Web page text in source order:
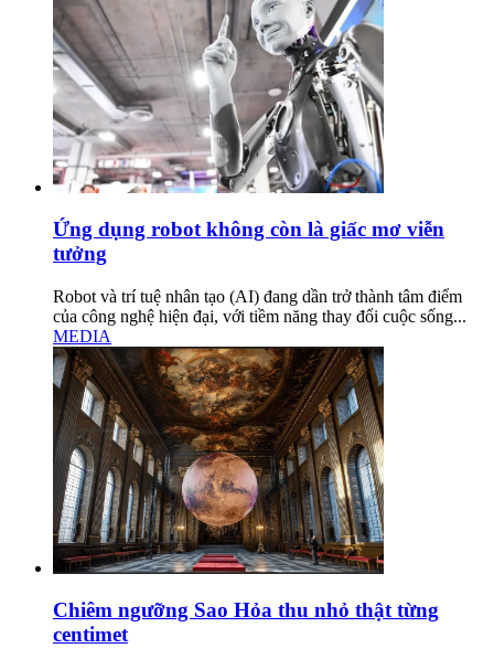
Ứng dụng robot không còn là giấc mơ viễn
tưởng
Robot và trí tuệ nhân tạo (AI) đang dần trở thành tâm điểm
của công nghệ hiện đại, với tiềm năng thay đổi cuộc sống...
MEDIA
Chiêm ngưỡng Sao Hỏa thu nhỏ thật từng
centimet